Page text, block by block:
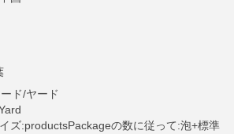
ド/ヤード
ズ:productsPackageの数に従って:泡+標準